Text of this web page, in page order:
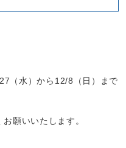
（水）から12/8（日）まで
願いいたします。